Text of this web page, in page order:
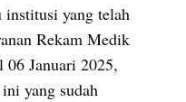
institusi yang telah
Rekam Medik
Januari 2025,
yang sudah